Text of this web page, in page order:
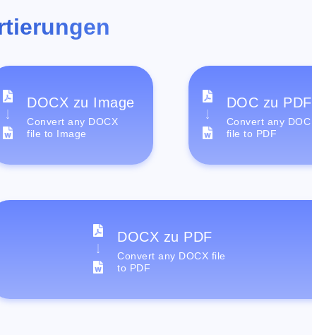
DOCX zu Image
Convert any DOCX
file to Image
DOC zu PDF
Convert any DOC
file to PDF
DOCX zu PDF
Convert any DOCX file
to PDF